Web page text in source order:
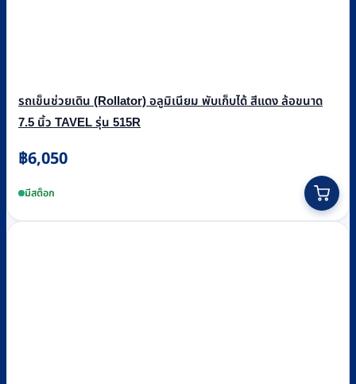
รถเข็นช่วยเดิน (Rollator) อลูมิเนียม พับเก็บได้ สีแดง ล้อขนาด
7.5 นิ้ว TAVEL รุ่น 515R
฿6,050
มีสต็อก